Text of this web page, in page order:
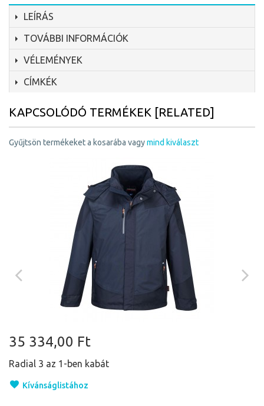
LEÍRÁS
TOVÁBBI INFORMÁCIÓK
VÉLEMÉNYEK
CÍMKÉK
KAPCSOLÓDÓ TERMÉKEK [RELATED]
Gyűjtsön termékeket a kosarába vagymind kiválaszt
35 334,00 Ft
Radial 3 az 1-ben kabát
Kívánságlistához